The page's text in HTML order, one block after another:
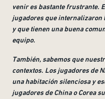
venir es bastante frustrante.
jugadores que internalizaron
y que tienen una buena
equipo.
También, sabemos que
contextos. Los jugadores de
una habitación silenciosa y
jugadores de China o Corea